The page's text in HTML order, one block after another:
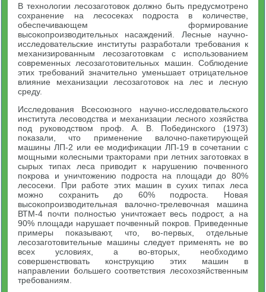
В технологии лесозаготовок должно быть предусмотрено
сохранение на лесосеках подроста в количестве,
обеспечивающем формирование
высокопроизводительных насаждений. Лесные научно-
исследовательские институты разработали требования к
механизированным лесозаготовкам с использованием
современных лесозаготовительных машин. Соблюдение
этих требований значительно уменьшает отрицательное
влияние механизации лесозаготовок на лес и лесную
среду.
Исследования Всесоюзного научно-исследовательского
института лесоводства и механизации лесного хозяйства
под руководством проф. А. В. Побединского (1973)
показали, что применение валочно-пакетирующей
машины ЛП-2 или ее модификации ЛП-19 в сочетании с
мощными колесными тракторами при летних заготовках в
сырых типах леса приводит к нарушению почвенного
покрова и уничтожению подроста на площади до 80%
лесосеки. При работе этих машин в сухих типах леса
можно сохранить до 60% подроста. Новая
высокопроизводительная валочно-трелевочная машина
ВТМ-4 почти полностью уничтожает весь подрост, а на
90% площади нарушает почвенный покров. Приведенные
примеры показывают, что, во-первых, отдельные
лесозаготовительные машины следует применять не во
всех условиях, а во-вторых, необходимо
совершенствовать конструкцию этих машин в
направлении большего соответствия лесохозяйственным
требованиям.